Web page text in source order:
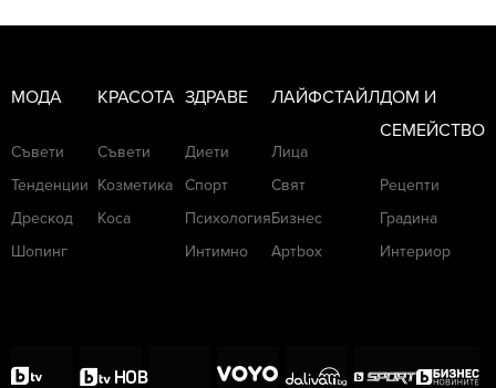
МОДА
Съвети
Тенденции
Дрескод
Шопинг
КРАСОТА
Съвети
Козметика
Коса
ЗДРАВЕ
Диети
Спорт
Психология
Интимно
ЛАЙФСТАЙЛ
Лица
Свят
Бизнес
Артbox
ДОМ И
СЕМЕЙСТВО
Рецепти
Градина
Интериор